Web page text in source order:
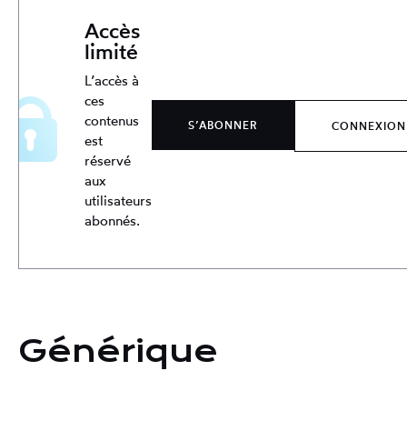
Accès
limité
L’accès à
ces
contenus
est
réservé
aux
utilisateurs
abonnés.
S’ABONNER CONNEXION
Générique